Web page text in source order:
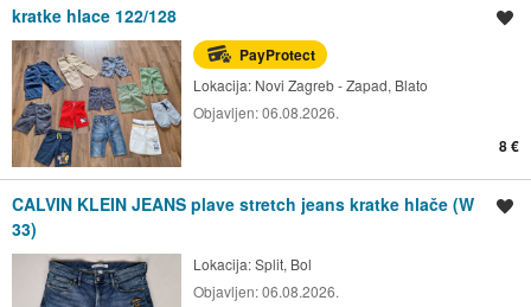
kratke hlace 122/128
PayProtect
Lokacija: Novi Zagreb - Zapad, Blato
Objavljen:06.08.2026.
8 €
CALVIN KLEIN JEANS plave stretch jeans kratke hlače (W
33)
Lokacija:Split, Bol
Objavljen:06.08.2026.